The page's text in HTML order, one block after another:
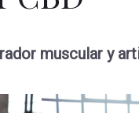
muscular y